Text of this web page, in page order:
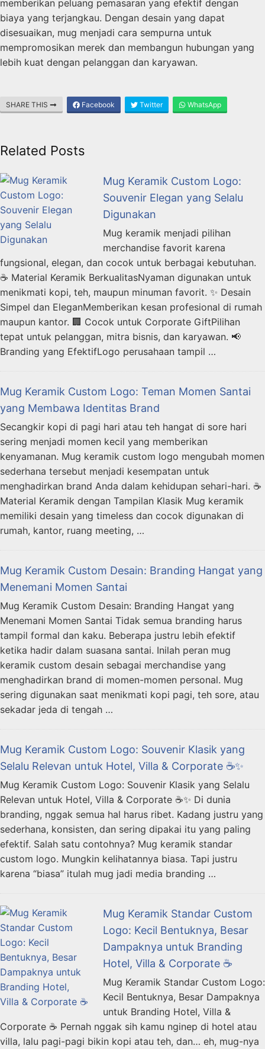
memberikan peluang pemasaran yang efektif dengan
biaya yang terjangkau. Dengan desain yang dapat
disesuaikan, mug menjadi cara sempurna untuk
mempromosikan merek dan membangun hubungan yang
lebih kuat dengan pelanggan dan karyawan.
SHARE THIS Facebook Twitter WhatsApp
Related Posts
Mug Keramik Custom Logo:
Souvenir Elegan yang Selalu
Digunakan
Mug keramik menjadi pilihan
merchandise favorit karena
fungsional, elegan, dan cocok untuk berbagai kebutuhan.
☕ Material Keramik BerkualitasNyaman digunakan untuk
menikmati kopi, teh, maupun minuman favorit. ✨ Desain
Simpel dan EleganMemberikan kesan profesional di rumah
maupun kantor. 🏢 Cocok untuk Corporate GiftPilihan
tepat untuk pelanggan, mitra bisnis, dan karyawan. 📢
Branding yang EfektifLogo perusahaan tampil …
Mug Keramik Custom Logo: Teman Momen Santai
yang Membawa Identitas Brand
Secangkir kopi di pagi hari atau teh hangat di sore hari
sering menjadi momen kecil yang memberikan
kenyamanan. Mug keramik custom logo mengubah momen
sederhana tersebut menjadi kesempatan untuk
menghadirkan brand Anda dalam kehidupan sehari-hari. ☕
Material Keramik dengan Tampilan Klasik Mug keramik
memiliki desain yang timeless dan cocok digunakan di
rumah, kantor, ruang meeting, …
Mug Keramik Custom Desain: Branding Hangat yang
Menemani Momen Santai
Mug Keramik Custom Desain: Branding Hangat yang
Menemani Momen Santai Tidak semua branding harus
tampil formal dan kaku. Beberapa justru lebih efektif
ketika hadir dalam suasana santai. Inilah peran mug
keramik custom desain sebagai merchandise yang
menghadirkan brand di momen-momen personal. Mug
sering digunakan saat menikmati kopi pagi, teh sore, atau
sekadar jeda di tengah …
Mug Keramik Custom Logo: Souvenir Klasik yang
Selalu Relevan untuk Hotel, Villa & Corporate ☕✨
Mug Keramik Custom Logo: Souvenir Klasik yang Selalu
Relevan untuk Hotel, Villa & Corporate ☕✨ Di dunia
branding, nggak semua hal harus ribet. Kadang justru yang
sederhana, konsisten, dan sering dipakai itu yang paling
efektif. Salah satu contohnya? Mug keramik standar
custom logo. Mungkin kelihatannya biasa. Tapi justru
karena “biasa” itulah mug jadi media branding …
Mug Keramik Standar Custom
Logo: Kecil Bentuknya, Besar
Dampaknya untuk Branding
Hotel, Villa & Corporate ☕
Mug Keramik Standar Custom Logo:
Kecil Bentuknya, Besar Dampaknya
untuk Branding Hotel, Villa &
Corporate ☕ Pernah nggak sih kamu nginep di hotel atau
villa, lalu pagi-pagi bikin kopi atau teh, dan… eh, mug-nya